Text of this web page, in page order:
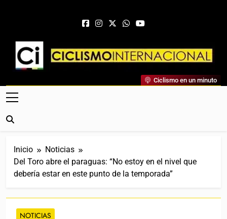
Ciclismo Internacional
Web Dedicada Al Ciclismo Mundial. Entrevistas, Análisis,
Crónicas, Previas Y Más. La Web Ciclista De Referencia.
Ciclismo en un minuto
Inicio
Noticias
Del Toro abre el paraguas: “No estoy en el nivel que
debería estar en este punto de la temporada”
NOTICIAS